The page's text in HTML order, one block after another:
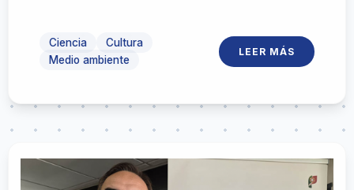
Ciencia
Cultura
Medio ambiente
LEER MÁS